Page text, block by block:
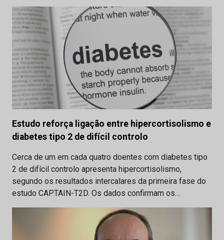
Estudo reforça ligação entre hipercortisolismo e
diabetes tipo 2 de difícil controlo
Cerca de um em cada quatro doentes com diabetes tipo
2 de difícil controlo apresenta hipercortisolismo,
segundo os resultados intercalares da primeira fase do
estudo CAPTAIN-T2D. Os dados confirmam os…